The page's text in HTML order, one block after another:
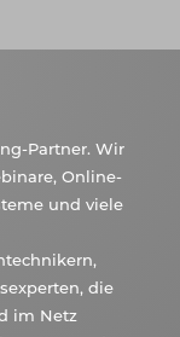
Partner. Wir
Online-
und viele
die
im Netz